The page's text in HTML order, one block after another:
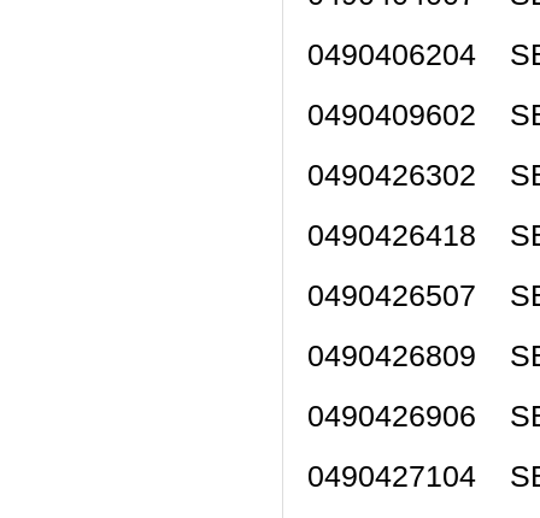
0490406204
0490409602
0490426302
0490426418
0490426507
0490426809
0490426906
0490427104